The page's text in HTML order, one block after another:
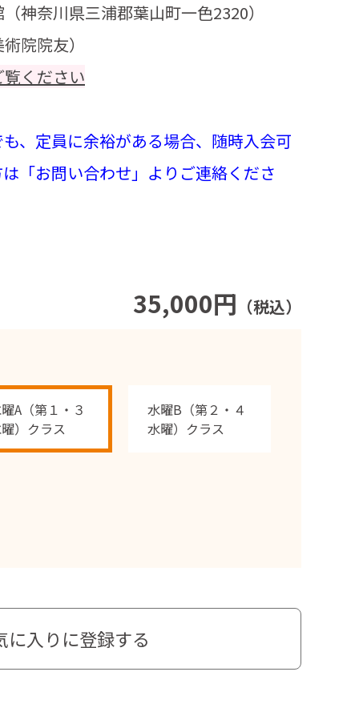
35,000円 （税込）
A（第１・３
）クラス
水曜B（第２・４
水曜）クラス
に入りに登録する
神奈川県三浦郡葉山町一色2320）
院院友）
ください
、定員に余裕がある場合、随時入会可
「お問い合わせ」よりご連絡くださ